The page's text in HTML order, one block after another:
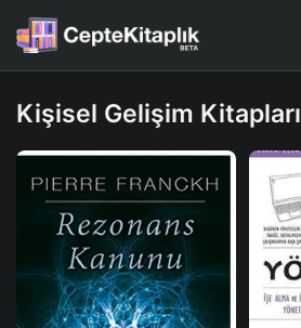
Kişisel Gelişim Kitapları